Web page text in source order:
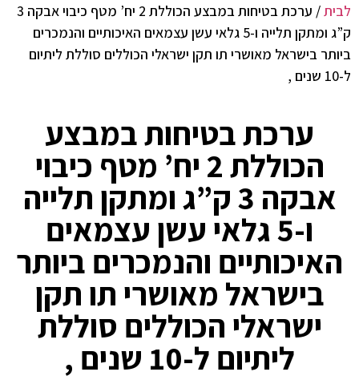
לבית
/ ערכת בטיחות במבצע הכוללת 2 יח’ מטף כיבוי אבקה 3
ק”ג ומתקן תלייה ו-5 גלאי עשן עצמאים האיכותיים והנמכרים
ביותר בישראל מאושרי תו תקן ישראלי הכוללים סוללת ליתיום
ל-10 שנים ,
ערכת בטיחות במבצע
הכוללת 2 יח’ מטף כיבוי
אבקה 3 ק”ג ומתקן תלייה
ו-5 גלאי עשן עצמאים
האיכותיים והנמכרים ביותר
בישראל מאושרי תו תקן
ישראלי הכוללים סוללת
ליתיום ל-10 שנים ,